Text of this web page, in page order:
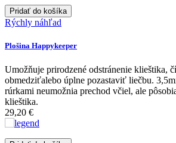
Pridať do košíka
Rýchly náhľad
Plošina Happykeeper
Umožňuje prirodzené odstránenie klieštika,
obmedziťalebo úplne pozastaviť liečbu.
rúrkami neumožnia prechod včiel, ale
klieštika.
29,20 €